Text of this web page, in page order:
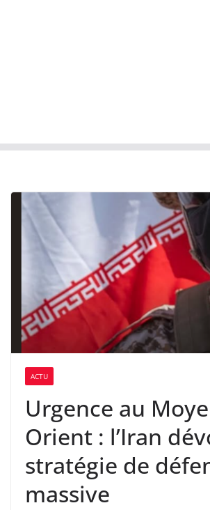
ACTU
Urgence au
Orient : l’Iran
stratégie de
massive